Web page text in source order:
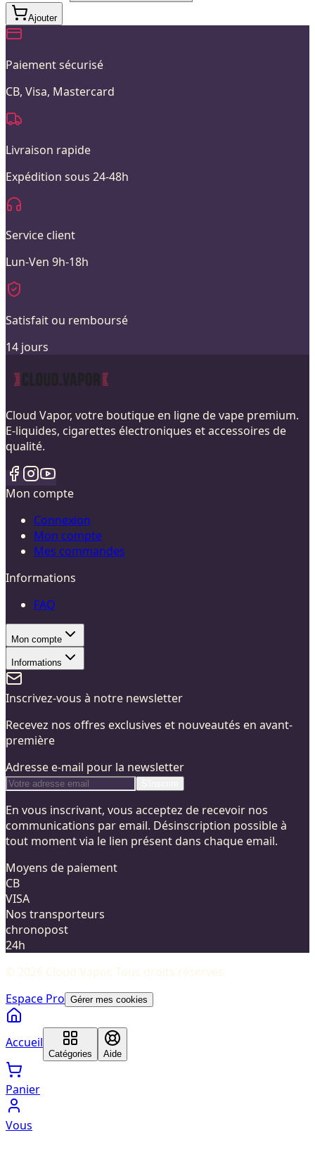
Ajouter
Paiement sécurisé
CB, Visa, Mastercard
Livraison rapide
Expédition sous 24-48h
Service client
Lun-Ven 9h-18h
Satisfait ou remboursé
14 jours
Cloud Vapor, votre boutique en ligne de vape premium.
E-liquides, cigarettes électroniques et accessoires de
qualité.
Mon compte
Connexion
Mon compte
Mes commandes
Informations
FAQ
Mon compte
Informations
Inscrivez-vous à notre newsletter
Recevez nos offres exclusives et nouveautés en avant-
première
Adresse e-mail pour la newsletter
En vous inscrivant, vous acceptez de recevoir nos
communications par email. Désinscription possible à
tout moment via le lien présent dans chaque email.
Moyens de paiement
CB
VISA
Nos transporteurs
chronopost
24h
© 2026 Cloud Vapor. Tous droits réservés.
Espace Pro Gérer mes cookies
Accueil
Catégories Aide
Panier
Vous